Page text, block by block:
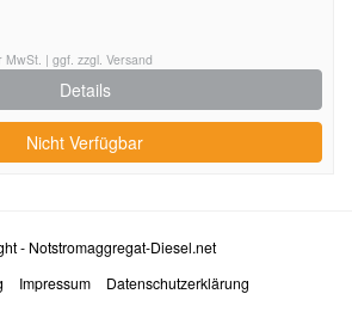
| ggf. zzgl. Versand
Details
Nicht Verfügbar
- Notstromaggregat-Diesel.net
Impressum Datenschutzerklärung